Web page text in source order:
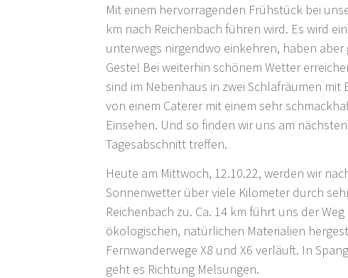
Mit einem hervorragenden Frühstück bei
km nach Reichenbach führen wird. Es wird
unterwegs nirgendwo einkehren, haben
Geste! Bei weiterhin schönem Wetter
sind im Nebenhaus in zwei Schlafräumen
von einem Caterer mit einem sehr
Einsehen. Und so finden wir uns am
Tagesabschnitt treffen.
Heute am Mittwoch, 12.10.22, werden wir
Sonnenwetter über viele Kilometer durch
Reichenbach zu. Ca. 14 km führt uns der
ökologischen, natürlichen Materialien
Fernwanderwege X8 und X6 verläuft. In
geht es Richtung Melsungen.